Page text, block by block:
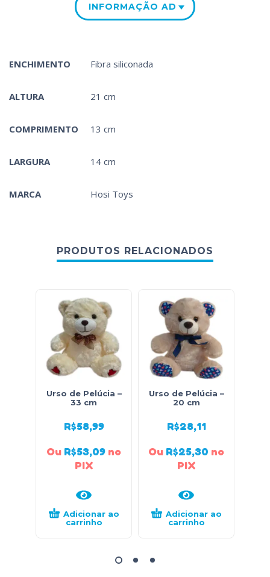
INFORMAÇÃO ADICIONAL
ENCHIMENTO Fibra siliconada
ALTURA 21 cm
COMPRIMENTO 13 cm
LARGURA 14 cm
MARCA Hosi Toys
PRODUTOS RELACIONADOS
Urso de Pelúcia –
33 cm
R$58,99
Ou R$53,09 no
PIX
Adicionar ao
carrinho
Urso de Pelúcia –
20 cm
R$28,11
Ou R$25,30 no
PIX
Adicionar ao
carrinho